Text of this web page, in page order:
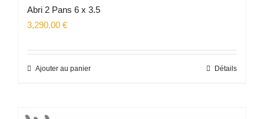
Abri 2 Pans 6 x 3.5
3,290.00 €
Ajouter au panier Détails